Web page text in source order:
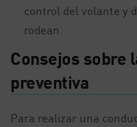
control del volante y
rodean.
Consejos sobre
preventiva
Para realizar una